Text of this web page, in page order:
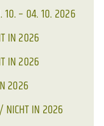
10. – 04. 10. 2026
IN 2026
IN 2026
2026
NICHT IN 2026